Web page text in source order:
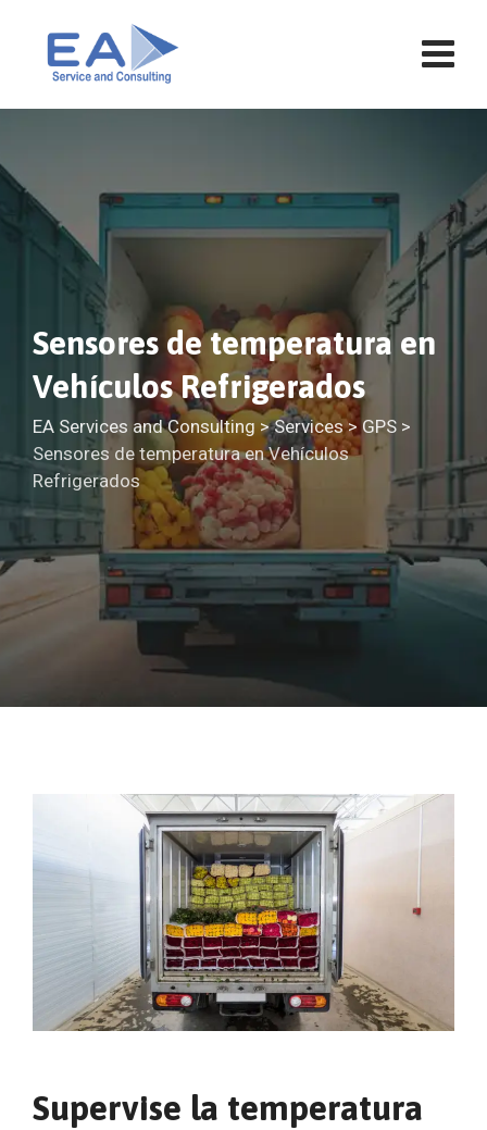
contenido
Sensores de temperatura en
Vehículos Refrigerados
EA Services and Consulting>Services> GPS >
Sensores de temperatura en Vehículos
Refrigerados
Supervise la temperatura